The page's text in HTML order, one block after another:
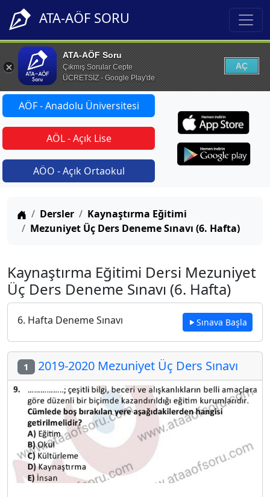
ATA-AÖF SORU
ATA-AÖF Soru
Çıkmış Sorular Cepte
ÜCRETSİZ - Google Play'de
AÇ
AÖF - Anadolu Üniversitesi
AÖL - Açık Lise
AÖO - Açık Ortaokul
Anasayfa
Dersler
Kaynaştırma Eğitimi
Mezuniyet Üç Ders Deneme Sınavı (6. Hafta)
Kaynaştırma Eğitimi Dersi Mezuniyet
Üç Ders Deneme Sınavı (6. Hafta)
6. Hafta Deneme Sınavı Sınava Başla
1 2019-2020 Mezuniyet Üç Ders Sınavı